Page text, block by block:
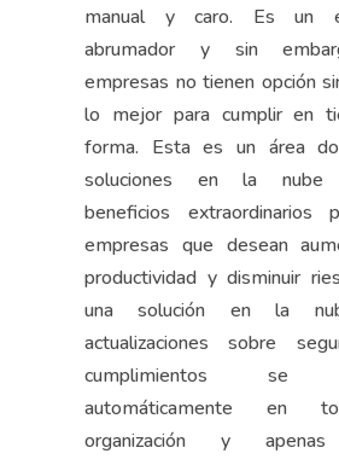
manual y caro. Es un
abrumador y sin
empresas no tienen opción
lo mejor para cumplir en
forma. Esta es un área
soluciones en la nube
beneficios extraordinarios
empresas que desean
productividad y disminuir
una solución en la
actualizaciones sobre
cumplimientos se
automáticamente en
organización y